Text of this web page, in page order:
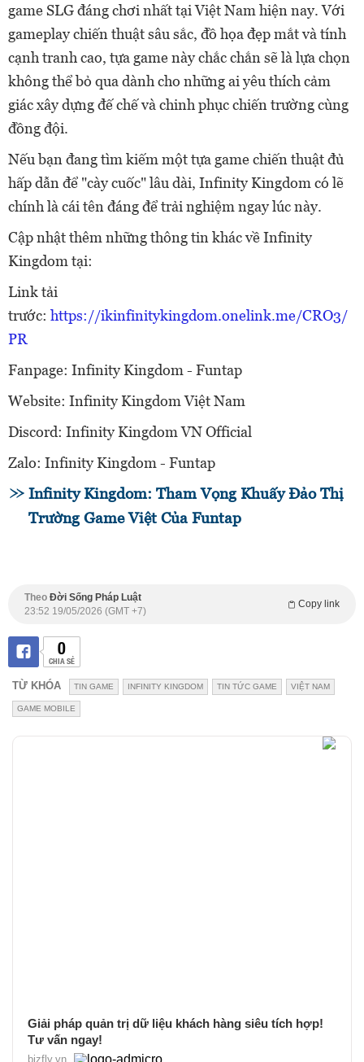
game SLG đáng chơi nhất tại Việt Nam hiện nay. Với
gameplay chiến thuật sâu sắc, đồ họa đẹp mắt và tính
cạnh tranh cao, tựa game này chắc chắn sẽ là lựa chọn
không thể bỏ qua dành cho những ai yêu thích cảm
giác xây dựng đế chế và chinh phục chiến trường cùng
đồng đội.
Nếu bạn đang tìm kiếm một tựa game chiến thuật đủ
hấp dẫn để "cày cuốc" lâu dài, Infinity Kingdom có lẽ
chính là cái tên đáng để trải nghiệm ngay lúc này.
Cập nhật thêm những thông tin khác về Infinity
Kingdom tại:
Link tải
trước: https://ikinfinitykingdom.onelink.me/CRO3/
PR
Fanpage: Infinity Kingdom - Funtap
Website: Infinity Kingdom Việt Nam
Discord: Infinity Kingdom VN Official
Zalo: Infinity Kingdom - Funtap
Infinity Kingdom: Tham Vọng Khuấy Đảo Thị
Trường Game Việt Của Funtap
Theo Đời Sống Pháp Luật
Copy link
23:52 19/05/2026 (GMT +7)
0
CHIA SẺ
TỪ KHÓA TIN GAME INFINITY KINGDOM TIN TỨC GAME VIỆT NAM
GAME MOBILE
Giải pháp quản trị dữ liệu khách hàng siêu tích hợp!
Tư vấn ngay!
bizfly.vn